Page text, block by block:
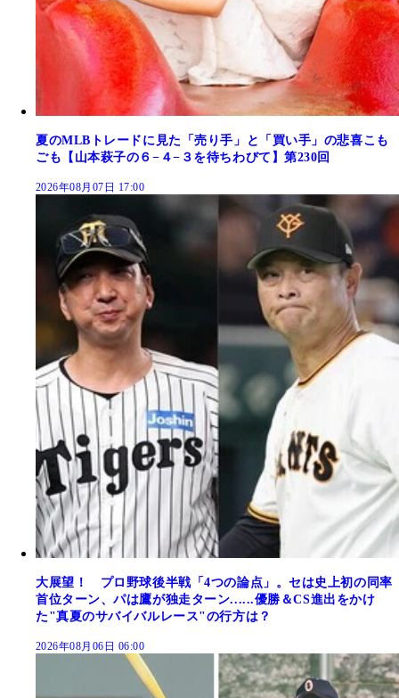
夏のMLBトレードに見た「売り手」と「買い手」の悲喜こも
ごも【山本萩子の６−４−３を待ちわびて】第230回
2026年08月07日 17:00
大展望！ プロ野球後半戦「4つの論点」。セは史上初の同率
首位ターン、パは鷹が独走ターン......優勝＆CS進出をかけ
た"真夏のサバイバルレース"の行方は？
2026年08月06日 06:00